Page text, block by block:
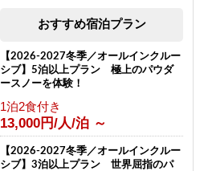
おすすめ宿泊プラン
【2026-2027冬季／オールインクルー
シブ】5泊以上プラン 極上のパウダ
ースノーを体験！
1泊2食付き
13,000円/人/泊 ～
【2026-2027冬季／オールインクルー
シブ】3泊以上プラン 世界屈指のパ